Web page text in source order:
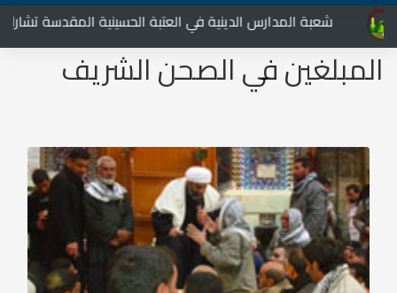
شعبة المدارس الدينية في العتبة الحسينية المقدسة تشارك في
المبلغين في الصحن الشريف